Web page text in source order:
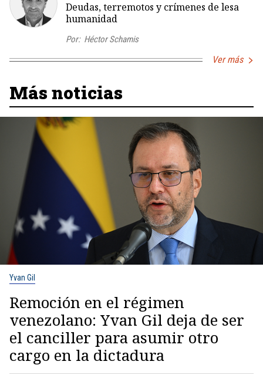
Deudas, terremotos y crímenes de lesa
humanidad
Por: Héctor Schamis
Ver más
Más noticias
Yvan Gil
Remoción en el régimen
venezolano: Yvan Gil deja de ser
el canciller para asumir otro
cargo en la dictadura